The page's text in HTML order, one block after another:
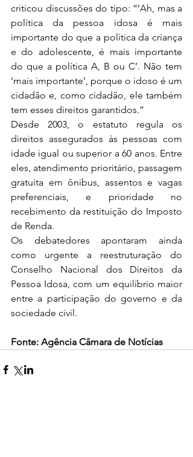
criticou discussões do tipo: “’Ah, mas a
política da pessoa idosa é mais
importante do que a política da criança
e do adolescente, é mais importante
do que a política A, B ou C’. Não tem
‘mais importante’, porque o idoso é um
cidadão e, como cidadão, ele também
tem esses direitos garantidos.”
Desde 2003, o estatuto regula os
direitos assegurados às pessoas com
idade igual ou superior a 60 anos. Entre
eles, atendimento prioritário, passagem
gratuita em ônibus, assentos e vagas
preferenciais, e prioridade no
recebimento da restituição do Imposto
de Renda.
Os debatedores apontaram ainda
como urgente a reestruturação do
Conselho Nacional dos Direitos da
Pessoa Idosa, com um equilíbrio maior
entre a participação do governo e da
sociedade civil.
Fonte: Agência Câmara de Notícias